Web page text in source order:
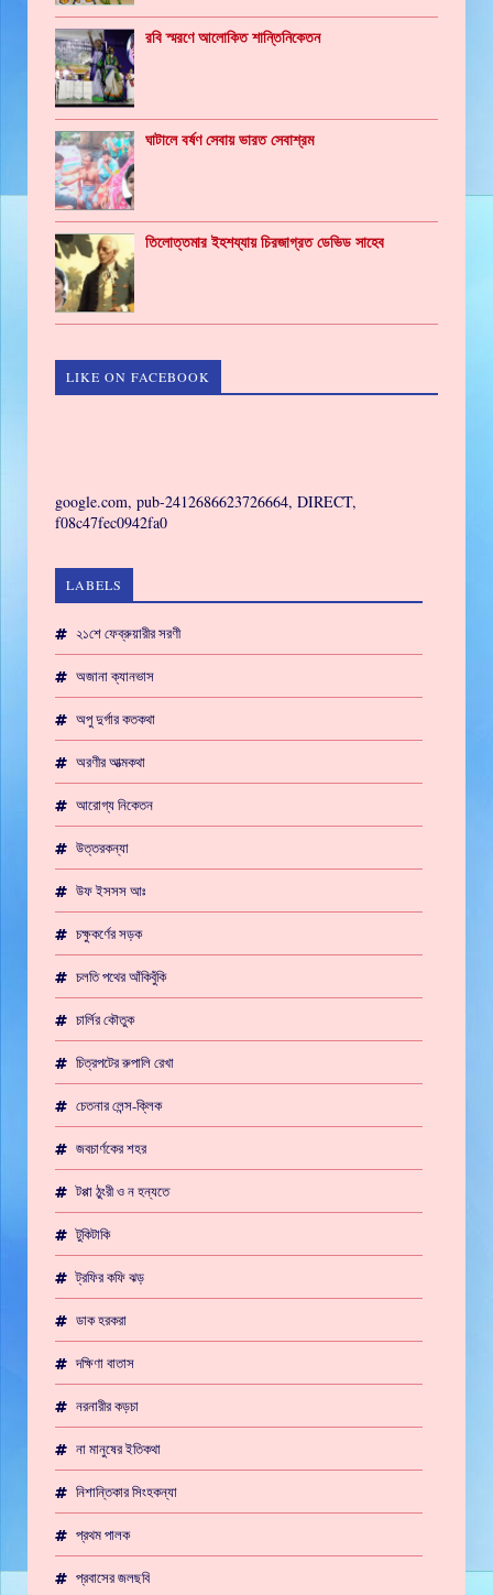
রবি স্মরণে আলোকিত শান্তিনিকেতন
ঘাটালে বর্ষণ সেবায় ভারত সেবাশ্রম
তিলোত্তমার ইহশয্যায় চিরজাগ্রত ডেভিড সাহেব
LIKE ON FACEBOOK
google.com, pub-2412686623726664, DIRECT,
f08c47fec0942fa0
LABELS
২১শে ফেব্রুয়ারীর সরণী
অজানা ক্যানভাস
অপু দুর্গার কতকথা
অরণীর আত্মকথা
আরোগ্য নিকেতন
উত্তরকন্যা
উফ ইসসস আঃ
চক্ষুকর্ণের সড়ক
চলতি পথের আঁকিবুঁকি
চার্লির কৌতুক
চিত্রপটের রুপালি রেখা
চেতনার লেন্স-ক্লিক
জবচার্ণকের শহর
টপ্পা ঠুংরী ও ন হন্যতে
টুকিটাকি
ট্রফির কফি ঝড়
ডাক হরকরা
দক্ষিণা বাতাস
নরনারীর কড়চা
না মানুষের ইতিকথা
নিশান্তিকার সিংহকন্যা
প্রথম পালক
প্রবাসের জলছবি